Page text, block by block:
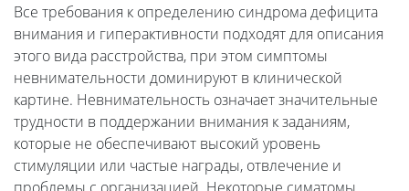
Все требования к определению синдрома дефицита
внимания и гиперактивности подходят для описания
этого вида расстройства, при этом симптомы
невнимательности доминируют в клинической
картине. Невнимательность означает значительные
трудности в поддержании внимания к заданиям,
которые не обеспечивают высокий уровень
стимуляции или частые награды, отвлечение и
проблемы с организацией. Некоторые симатомы